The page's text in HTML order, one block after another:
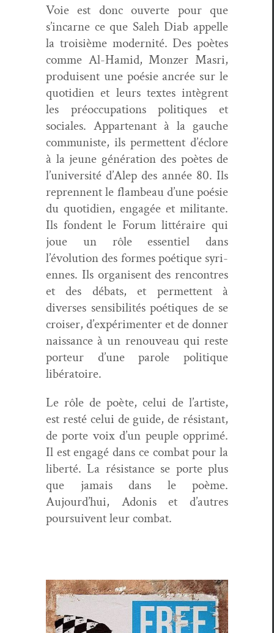
Voie est donc ouverte pour que
s’incarne ce que Saleh Diab appelle
la troisième moder­nité. Des poètes
comme Al-Hamid, Monz­er Mas­ri,
pro­duisent une poésie ancrée sur le
quo­ti­di­en et leurs textes intè­grent
les préoc­cu­pa­tions poli­tiques et
sociales. Appar­tenant à la gauche
com­mu­niste, ils per­me­t­tent d’é­clore
à la jeune généra­tion des poètes de
l’université d’Alep des année 80. Ils
repren­nent le flam­beau d’une poésie
du quo­ti­di­en, engagée et mil­i­tante.
Ils fondent le Forum lit­téraire qui
joue un rôle essen­tiel dans
l’évolution des formes poé­tique syri­
ennes. Ils organ­isent des ren­con­tres
et des débats, et per­me­t­tent à
divers­es sen­si­bil­ités poé­tiques de se
crois­er, d’expérimenter et de don­ner
nais­sance à un renou­veau qui reste
por­teur d’une parole poli­tique
libératoire.
Le rôle de poète, celui de l’artiste,
est resté celui de guide, de résis­tant,
de porte voix d’un peu­ple opprimé.
Il est engagé dans ce com­bat pour la
lib­erté. La résis­tance se porte plus
que jamais dans le poème.
Aujourd’hui, Ado­nis et d’autres
pour­suiv­ent leur combat.